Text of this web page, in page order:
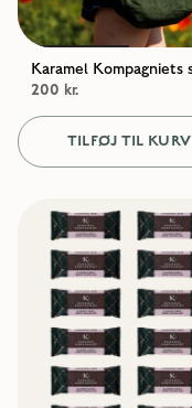
200 kr.
TILFØJ TIL KURV